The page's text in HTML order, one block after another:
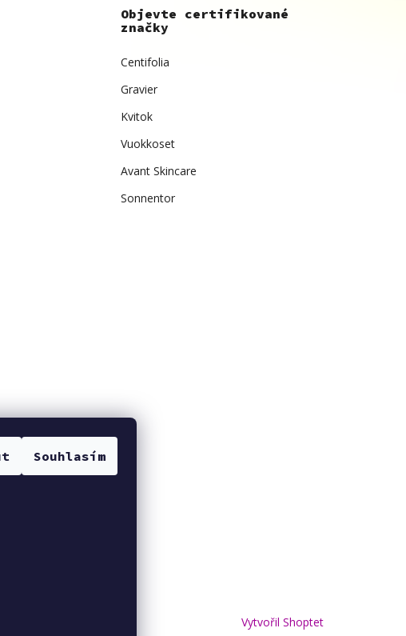
Souhlasím
Objevte certifikované
značky
Centifolia
Gravier
Kvitok
Vuokkoset
Avant Skincare
Sonnentor
Vytvořil Shoptet